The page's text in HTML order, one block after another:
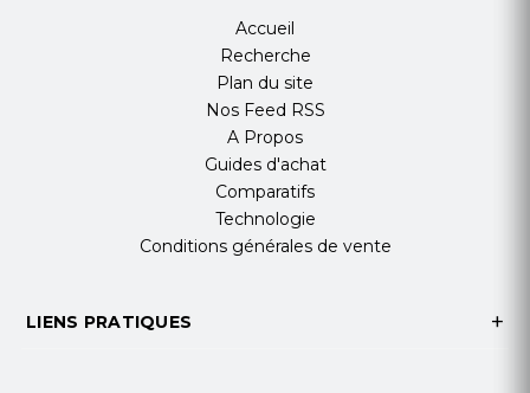
Accueil
Recherche
Plan du site
Nos Feed RSS
A Propos
Guides d'achat
Comparatifs
Technologie
Conditions générales de vente
LIENS PRATIQUES